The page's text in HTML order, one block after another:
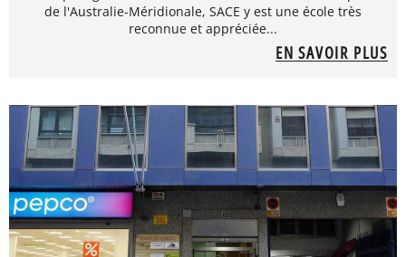
de l'Australie-Méridionale, SACE y est une école très
reconnue et appréciée...
EN SAVOIR PLUS